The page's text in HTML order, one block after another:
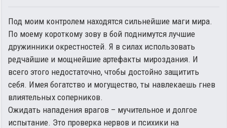
Под моим контролем находятся сильнейшие маги мира.
По моему короткому зову в бой поднимутся лучшие
дружинники окрестностей. Я в силах использовать
редчайшие и мощнейшие артефакты мироздания. И
всего этого недостаточно, чтобы достойно защитить
себя. Имея богатство и могущество, ты навлекаешь гнев
влиятельных соперников.
Ожидать нападения врагов – мучительное и долгое
испытание. Это проверка нервов и психики на